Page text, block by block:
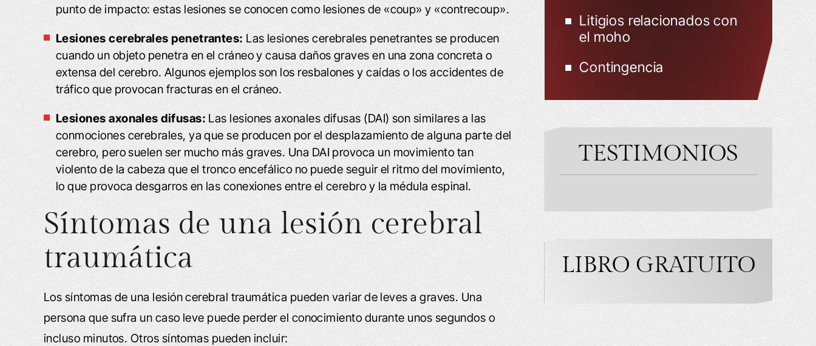
punto de impacto: estas lesiones se conocen como lesiones de «coup» y «contrecoup».
Lesiones cerebrales penetrantes: Las lesiones cerebrales penetrantes se producen
cuando un objeto penetra en el cráneo y causa daños graves en una zona concreta o
extensa del cerebro. Algunos ejemplos son los resbalones y caídas o los accidentes de
tráfico que provocan fracturas en el cráneo.
Lesiones axonales difusas: Las lesiones axonales difusas (DAI) son similares a las
conmociones cerebrales, ya que se producen por el desplazamiento de alguna parte del
cerebro, pero suelen ser mucho más graves. Una DAI provoca un movimiento tan
violento de la cabeza que el tronco encefálico no puede seguir el ritmo del movimiento,
lo que provoca desgarros en las conexiones entre el cerebro y la médula espinal.
Síntomas de una lesión cerebral
traumática
Los síntomas de una lesión cerebral traumática pueden variar de leves a graves. Una
persona que sufra un caso leve puede perder el conocimiento durante unos segundos o
incluso minutos. Otros síntomas pueden incluir:
Litigios relacionados con
el moho
Contingencia
TESTIMONIOS
LIBRO GRATUITO